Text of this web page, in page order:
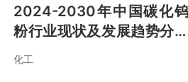
2024-2030年中国碳化钨
粉行业现状及发展趋势分析
化工